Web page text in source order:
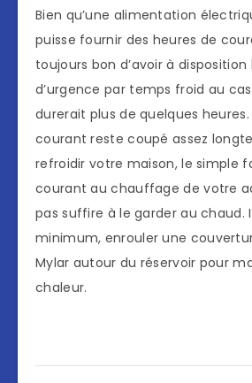
Bien qu’une alimentation
puisse fournir des heures de
toujours bon d’avoir à
d’urgence par temps froid au
durerait plus de quelques heures.
courant reste coupé assez
refroidir votre maison, le simple
courant au chauffage de votre
pas suffire à le garder au chaud.
minimum, enrouler une
Mylar autour du réservoir pour
chaleur.